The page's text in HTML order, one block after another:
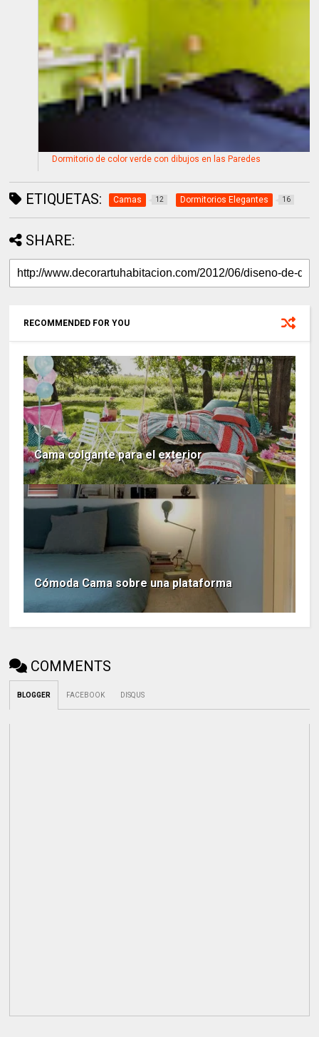
Dormitorio de color verde con dibujos en las Paredes
ETIQUETAS: Camas 12 Dormitorios Elegantes 16
SHARE:
RECOMMENDED FOR YOU
Cama colgante para el exterior
Cómoda Cama sobre una plataforma
COMMENTS
BLOGGER FACEBOOK DISQUS